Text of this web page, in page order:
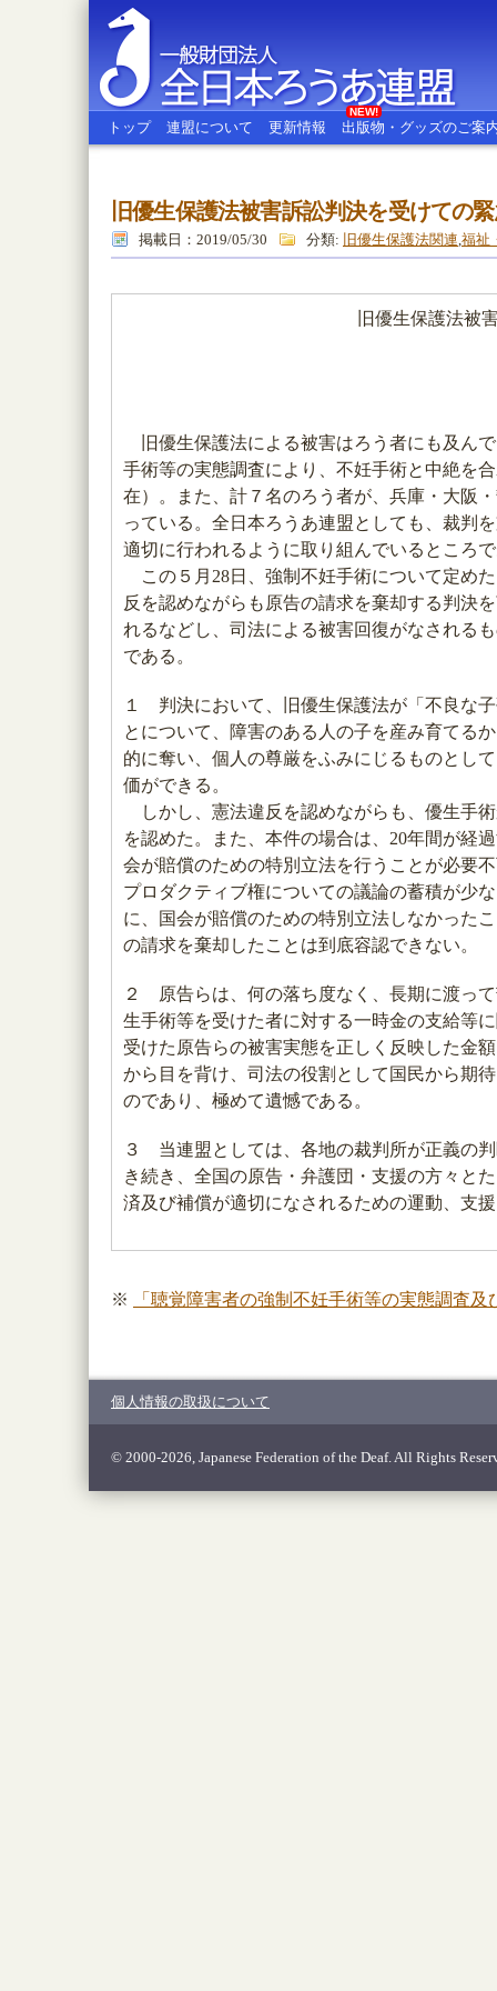
全日本ろうあ連盟
トップ 連盟について 更新情報 出版物・グッズのご案
NEW!
旧優生保護法被害訴訟判決を受けての
掲載日：2019/05/30 分類: 旧優生保護法関連,福祉
旧優生保護法被
旧優生保護法による被害はろう者にも及ん
手術等の実態調査により、不妊手術と中絶を
在）。また、計７名のろう者が、兵庫・大阪
っている。全日本ろうあ連盟としても、裁判
適切に行われるように取り組んでいるところ
この５月28日、強制不妊手術について定め
反を認めながらも原告の請求を棄却する判決
れるなどし、司法による被害回復がなされる
である。
１ 判決において、旧優生保護法が「不良な
とについて、障害のある人の子を産み育てる
的に奪い、個人の尊厳をふみにじるものとし
価ができる。
しかし、憲法違反を認めながらも、優生手
を認めた。また、本件の場合は、20年間が経
会が賠償のための特別立法を行うことが必要
プロダクティブ権についての議論の蓄積が少
に、国会が賠償のための特別立法しなかった
の請求を棄却したことは到底容認できない。
２ 原告らは、何の落ち度なく、長期に渡っ
生手術等を受けた者に対する一時金の支給等
受けた原告らの被害実態を正しく反映した金
から目を背け、司法の役割として国民から期
のであり、極めて遺憾である。
３ 当連盟としては、各地の裁判所が正義の
き続き、全国の原告・弁護団・支援の方々と
済及び補償が適切になされるための運動、支
※ 「聴覚障害者の強制不妊手術等の実態調査
個人情報の取扱について
© 2000-2026, Japanese Federation of the Deaf. All Rights